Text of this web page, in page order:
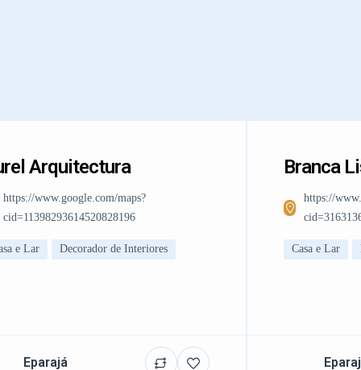
Arquitectura
https://www.google.com/maps?
cid=11398293614520828196
e Lar Decorador de Interiores
Eparajá
Branca
https://
Casa e Lar